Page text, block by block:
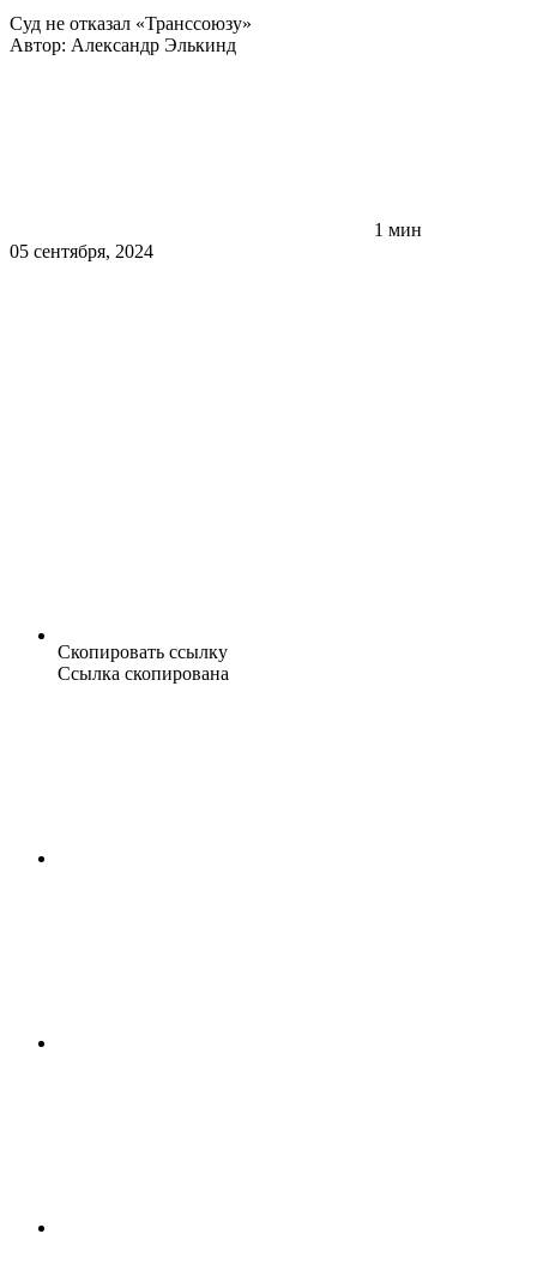
Суд не отказал «Транссоюзу»
Автор: Александр Элькинд
1 мин
05 сентября, 2024
Скопировать ссылку
Ссылка скопирована